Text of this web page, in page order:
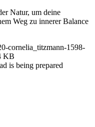
Natur, um deine
Weg zu innerer Balance
cornelia_titzmann-1598-
KB
is being prepared